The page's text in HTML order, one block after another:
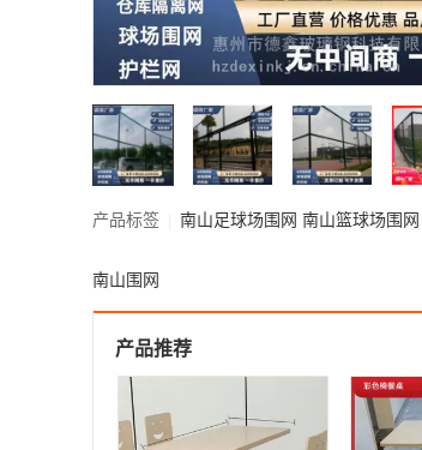
产品标签 南山足球场围网 南山篮球场围网
南山围网
产品推荐